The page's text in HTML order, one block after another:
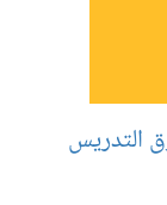
التدريس